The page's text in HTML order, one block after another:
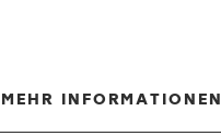
MEHR INFORMATIONEN